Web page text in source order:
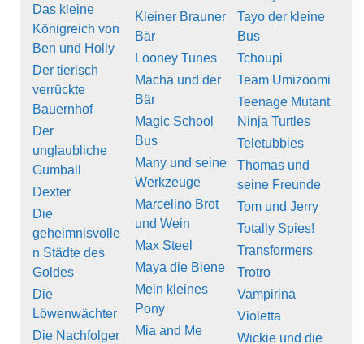
Das kleine
Königreich von
Ben und Holly
Der tierisch
verrückte
Bauernhof
Der
unglaubliche
Gumball
Dexter
Die
geheimnisvolle
n Städte des
Goldes
Die
Löwenwächter
Die Nachfolger
Kleiner Brauner
Bär
Looney Tunes
Macha und der
Bär
Magic School
Bus
Many und seine
Werkzeuge
Marcelino Brot
und Wein
Max Steel
Maya die Biene
Mein kleines
Pony
Mia and Me
Tayo der kleine
Bus
Tchoupi
Team Umizoomi
Teenage Mutant
Ninja Turtles
Teletubbies
Thomas und
seine Freunde
Tom und Jerry
Totally Spies!
Transformers
Trotro
Vampirina
Violetta
Wickie und die